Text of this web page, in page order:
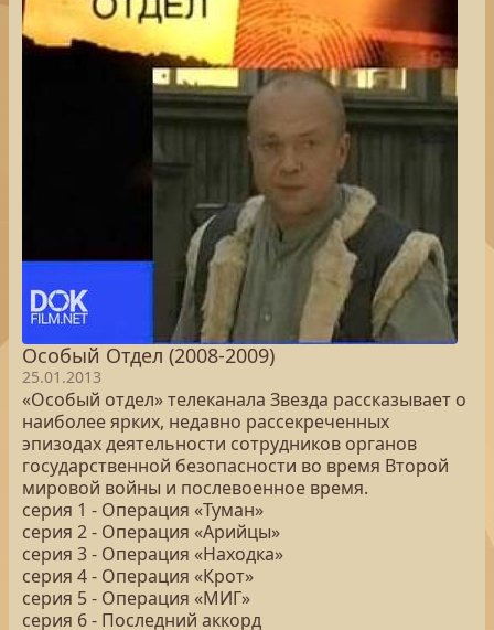
Особый Отдел (2008-2009)
25.01.2013
«Особый отдел» телеканала Звезда рассказывает о
наиболее ярких, недавно рассекреченных
эпизодах деятельности сотрудников органов
государственной безопасности во время Второй
мировой войны и послевоенное время.
серия 1 - Операция «Туман»
серия 2 - Операция «Арийцы»
серия 3 - Операция «Находка»
серия 4 - Операция «Крот»
серия 5 - Операция «МИГ»
серия 6 - Последний аккорд